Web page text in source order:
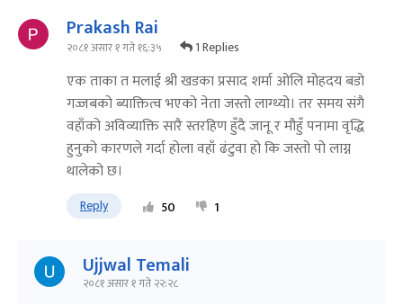
Prakash Rai
२०८१ असार १ गते १६:३५ 1 Replies
एक ताका त मलाई श्री खडका प्रसाद शर्मा ओलि मोहदय बडो
गज्जबको ब्याक्तित्व भएको नेता जस्तो लाग्थ्यो। तर समय संगै
वहाँको अविव्याक्ति सारै स्तरहिण हुँदै जानू र मौहुँ पनामा वृद्धि
हुनुको कारणले गर्दा होला वहाँ ढंटुवा हो कि जस्तो पो लाग्न
थालेको छ।
Reply 50 1
Ujjwal Temali
२०८१ असार १ गते २२:२८